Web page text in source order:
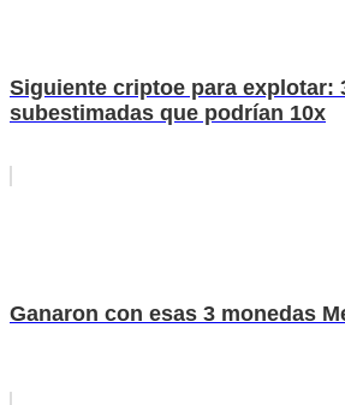
Siguiente criptoe para explotar:
subestimadas que podrían 10x
Ganaron con esas 3 monedas